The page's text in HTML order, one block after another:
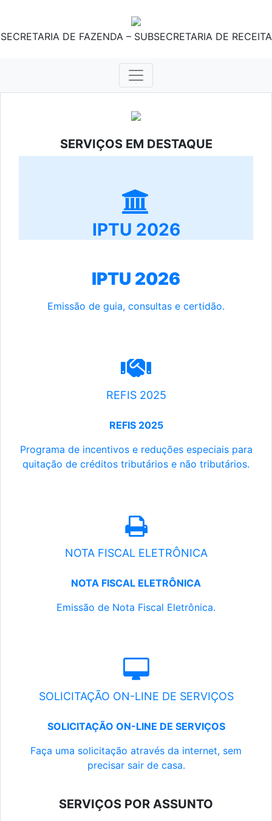
SECRETARIA DE FAZENDA – SUBSECRETARIA DE RECEITA
SERVIÇOS EM DESTAQUE
IPTU 2026
IPTU 2026
Emissão de guia, consultas e certidão.
REFIS 2025
REFIS 2025
Programa de incentivos e reduções especiais para
quitação de créditos tributários e não tributários.
NOTA FISCAL ELETRÔNICA
NOTA FISCAL ELETRÔNICA
Emissão de Nota Fiscal Eletrônica.
SOLICITAÇÃO ON-LINE DE SERVIÇOS
SOLICITAÇÃO ON-LINE DE SERVIÇOS
Faça uma solicitação através da internet, sem
precisar sair de casa.
SERVIÇOS POR ASSUNTO